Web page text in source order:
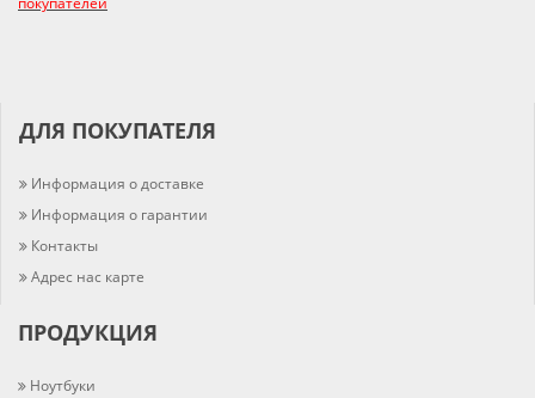
ДЛЯ ПОКУПАТЕЛЯ
Информация о доставке
Информация о гарантии
Контакты
Адрес нас карте
ПРОДУКЦИЯ
Ноутбуки